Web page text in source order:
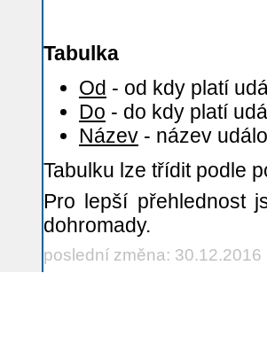
Tabulka
Od - od kdy platí
Do - do kdy platí
Název - název
Tabulku lze třídit podle
Pro lepší přehlednost
dohromady.
poslední změna: 30.12.2016